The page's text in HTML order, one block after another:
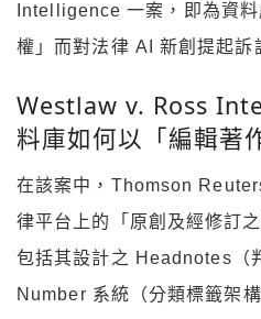
Intelligence 一案，即為資
權」而對法律 AI 新創提起訴
Westlaw v. Ross
料庫如何以「編輯著
在該案中，Thomson
律平台上的「原創及經修訂
包括其設計之 Headnotes（
Number 系統（分類標籤架